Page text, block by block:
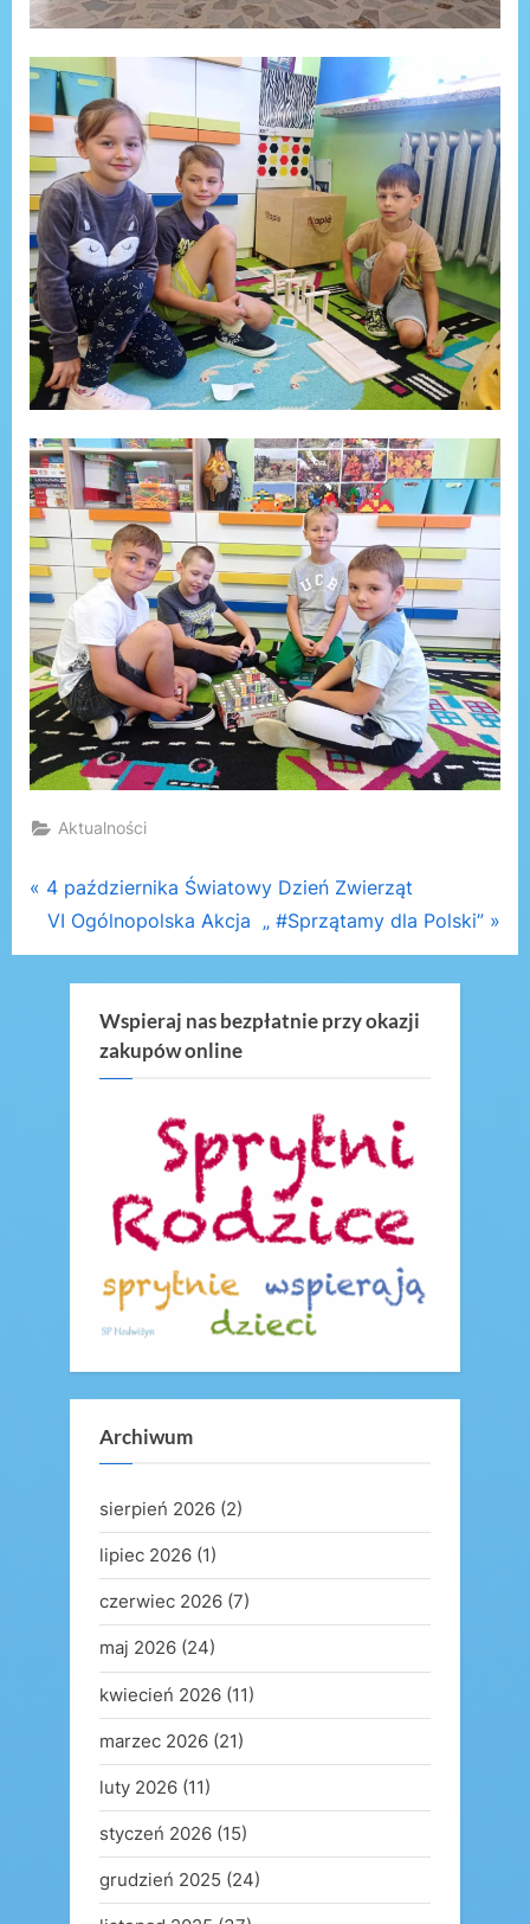
Aktualności
Nawigacja
wpisu
P
r
e
4 października Światowy Dzień Zwierząt
N
e
VI Ogólnopolska Akcja „ #Sprzątamy dla Polski”
Wspieraj nas bezpłatnie przy okazji
zakupów online
Archiwum
sierpień 2026 (2)
lipiec 2026 (1)
czerwiec 2026 (7)
maj 2026 (24)
kwiecień 2026 (11)
marzec 2026 (21)
luty 2026 (11)
styczeń 2026 (15)
grudzień 2025 (24)